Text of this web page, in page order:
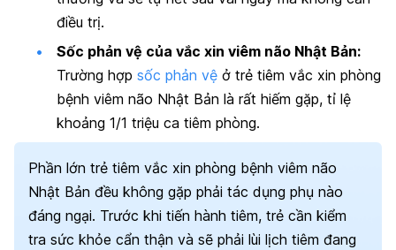
điều trị.
Sốc phản vệ của vắc xin viêm não Nhật Bản:
Trường hợp sốc phản vệ ở trẻ tiêm vắc xin phòng
bệnh viêm não Nhật Bản là rất hiếm gặp, tỉ lệ
khoảng 1/1 triệu ca tiêm phòng.
Phần lớn trẻ tiêm vắc xin phòng bệnh viêm não
Nhật Bản đều không gặp phải tác dụng phụ nào
đáng ngại. Trước khi tiến hành tiêm, trẻ cần kiểm
tra sức khỏe cẩn thận và sẽ phải lùi lịch tiêm đang